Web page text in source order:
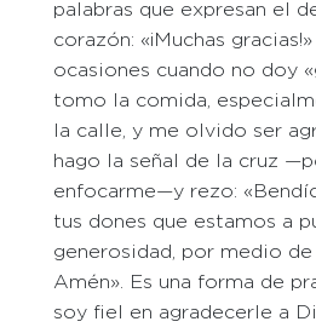
palabras que expresan el
corazón: «¡Muchas
ocasiones cuando no doy
tomo la comida,
la calle, y me olvido ser
hago la señal de la cruz
enfocarme—y rezo:
tus dones que estamos a
generosidad, por medio
Amén». Es una forma de
soy fiel en agradecerle a